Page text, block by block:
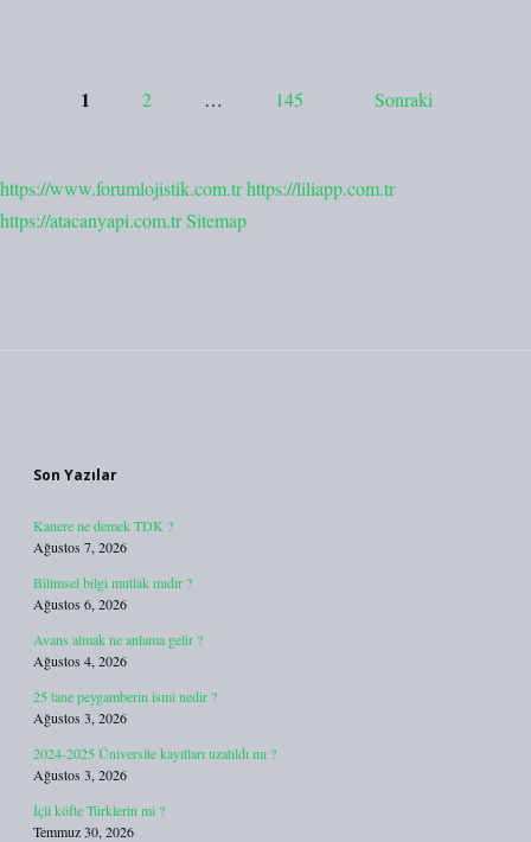
Yazı1 2 … 145 Sonraki
https://www.forumlojistik.com.trhttps://liliapp.com.tr
https://atacanyapi.com.trSitemap
Son Yazılar
Kanere ne demek TDK ?
Ağustos 7, 2026
Bilimsel bilgi mutlak mıdır ?
Ağustos 6, 2026
Avans almak ne anlama gelir ?
Ağustos 4, 2026
25 tane peygamberin ismi nedir ?
Ağustos 3, 2026
2024-2025 Üniversite kayıtları uzatıldı mı ?
Ağustos 3, 2026
İçli köfte Türklerin mi ?
Temmuz 30, 2026